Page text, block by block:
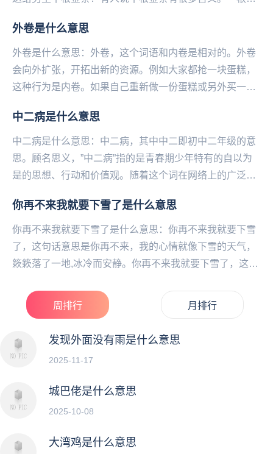
外卷是什么意思
外卷是什么意思：外卷，这个词语和内卷是相对的。外卷
会向外扩张，开拓出新的资源。例如大家都抢一块蛋糕，
这种行为是内卷。如果自己重新做一份蛋糕或另外买一
中二病是什么意思
中二病是什么意思：中二病，其中中二即初中二年级的意
思。顾名思义，”中二病”指的是青春期少年特有的自以为
是的思想、行动和价值观。随着这个词在网络上的广泛运
你再不来我就要下雪了是什么意思
你再不来我就要下雪了是什么意思：你再不来我就要下雪
了，这句话意思是你再不来，我的心情就像下雪的天气，
簌簌落了一地,冰冷而安静。你再不来我就要下雪了，这句
周排行 月排行
发现外面没有雨是什么意思
2025-11-17
城巴佬是什么意思
2025-10-08
大湾鸡是什么意思